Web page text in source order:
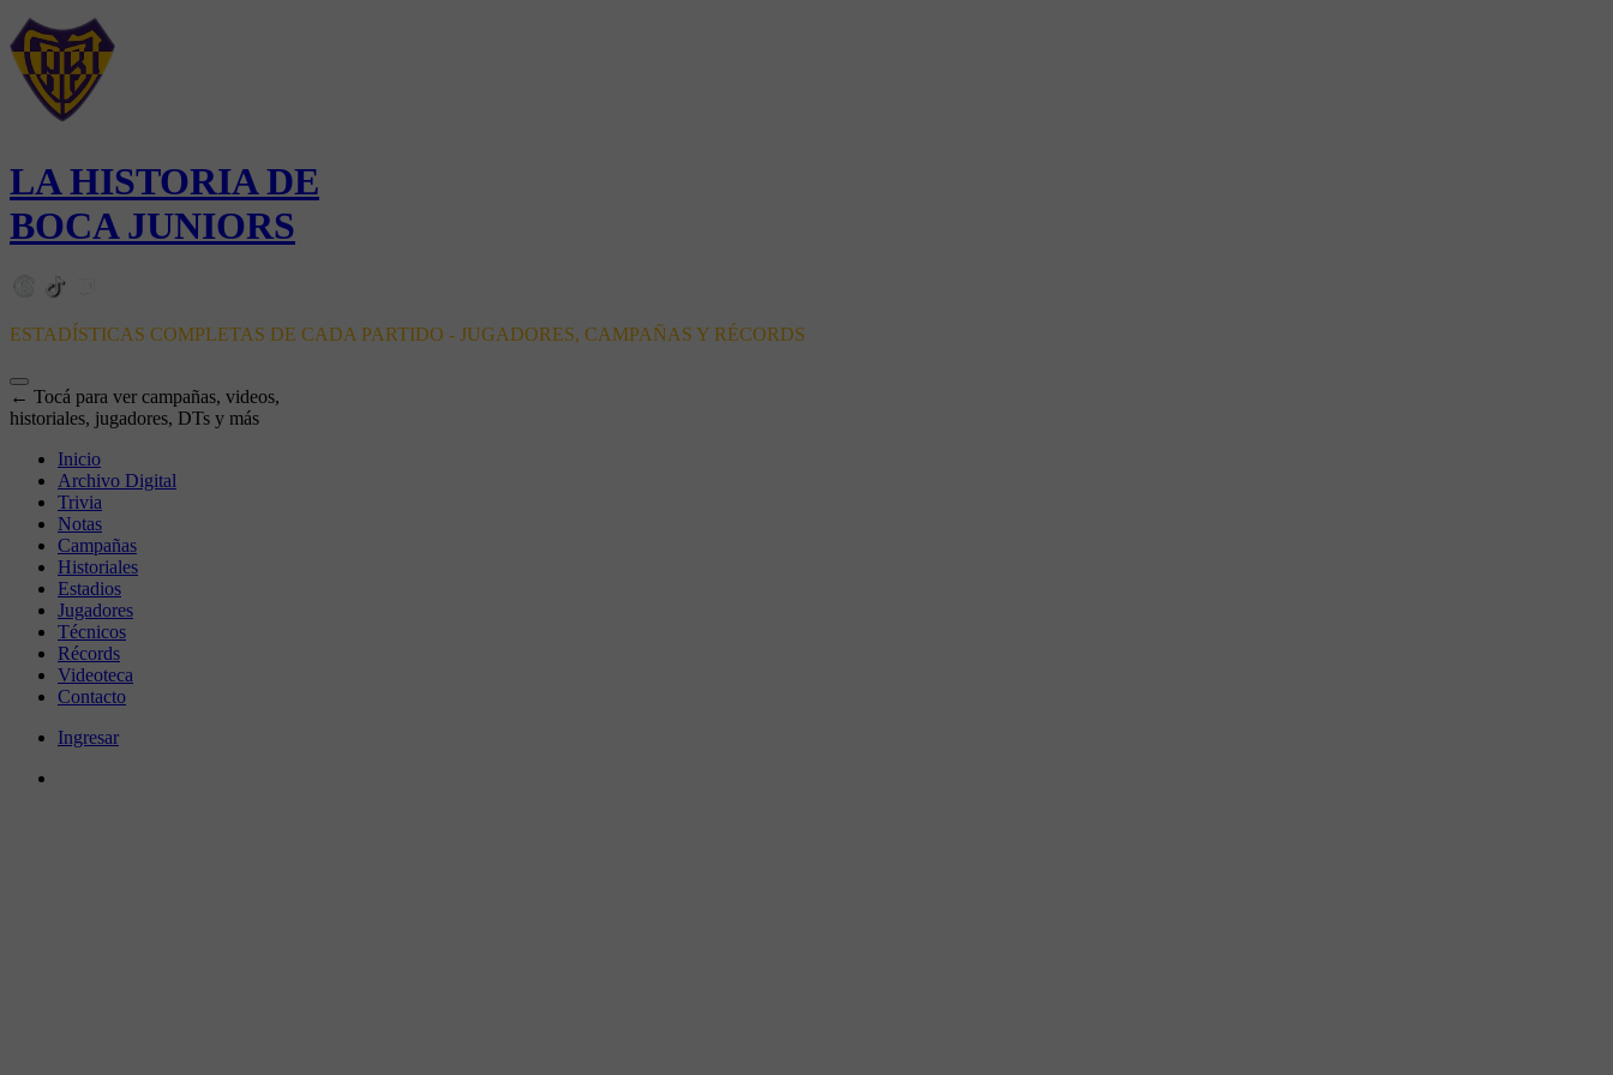
LA HISTORIA DE
BOCA JUNIORS
ESTADÍSTICAS COMPLETAS DE CADA PARTIDO - JUGADORES, CAMPAÑAS Y RÉCORDS
← Tocá para ver campañas, videos,
historiales, jugadores, DTs y más
Inicio
Archivo Digital
Trivia
Notas
Campañas
Historiales
Estadios
Jugadores
Técnicos
Récords
Videoteca
Contacto
Ingresar